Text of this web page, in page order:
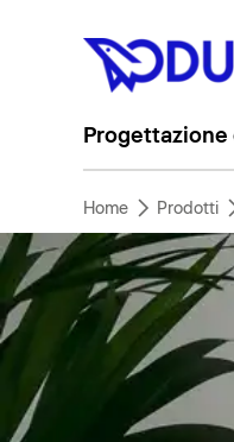
Progettazione
Home Prodotti